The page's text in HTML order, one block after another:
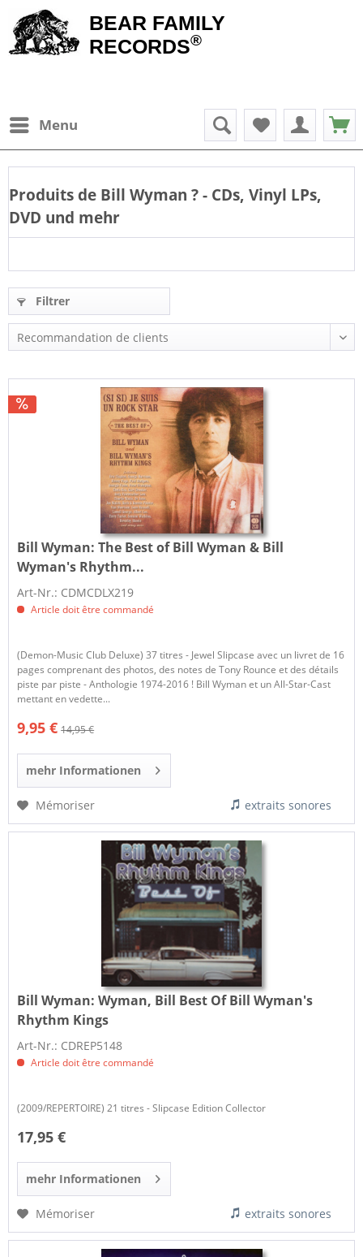
BEAR FAMILY
RECORDS®
Menu
Produits de Bill Wyman ? - CDs, Vinyl LPs,
DVD und mehr
Filtrer
Bill Wyman:The Best of Bill Wyman & Bill
Wyman's Rhythm...
Art-Nr.: CDMCDLX219
Article doit être commandé
(Demon-Music Club Deluxe) 37 titres - Jewel Slipcase avec un livret de 16
pages comprenant des photos, des notes de Tony Rounce et des détails
piste par piste - Anthologie 1974-2016 ! Bill Wyman et un All-Star-Cast
mettant en vedette...
9,95 € 14,95 €
mehr Informationen
Mémoriser extraits sonores
Bill Wyman:Wyman, Bill Best Of Bill Wyman's
Rhythm Kings
Art-Nr.: CDREP5148
Article doit être commandé
(2009/REPERTOIRE) 21 titres - Slipcase Edition Collector
17,95 €
mehr Informationen
Mémoriser extraits sonores